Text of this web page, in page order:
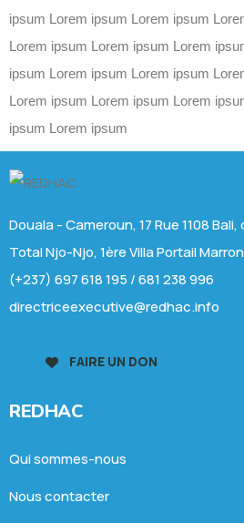
ipsum Lorem ipsum Lorem ipsum
Lorem ipsum Lorem ipsum Lorem
ipsum Lorem ipsum Lorem ipsum
Lorem ipsum Lorem ipsum Lorem
ipsum Lorem ipsum
Douala - Cameroun, 17 Rue 1108 Bali,
Total Njo-Njo, 1ère Villa Portail
(+237) 697 618 195 / 681 238 996
directriceexecutive@redhac.info
FAIRE UN DON
REDHAC
Qui sommes-nous
Nous contacter